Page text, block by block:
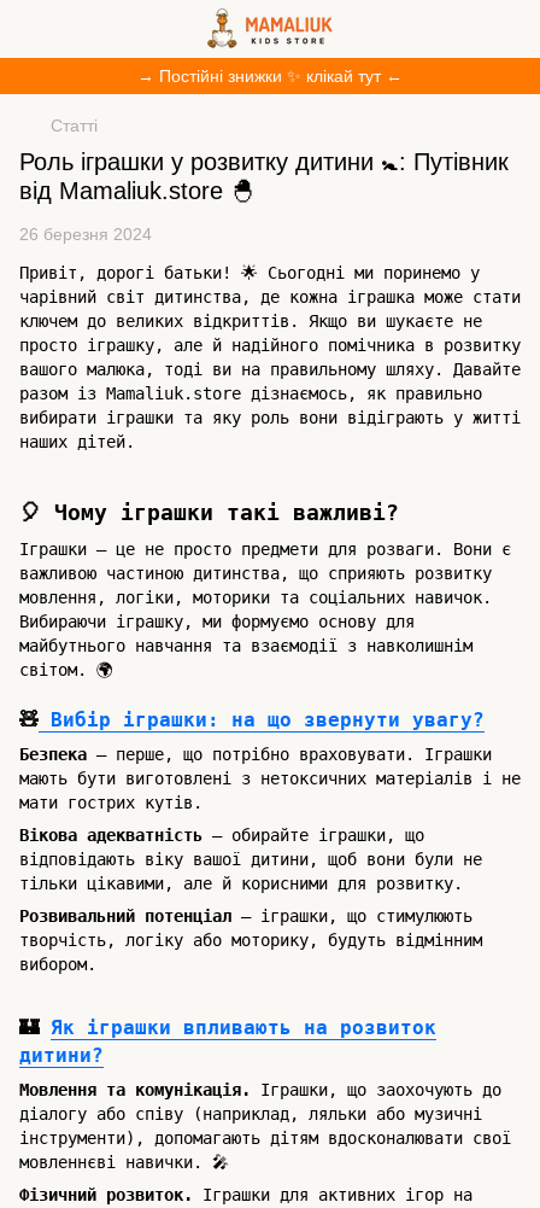
→ Постійні знижки ✨ клікай тут ←
Статті
Роль іграшки у розвитку дитини 🚼: Путівник
від Mamaliuk.store 🐣
26 березня 2024
Привіт, дорогі батьки! 🌟 Сьогодні ми поринемо у
чарівний світ дитинства, де кожна іграшка може стати
ключем до великих відкриттів. Якщо ви шукаєте не
просто іграшку, але й надійного помічника в розвитку
вашого малюка, тоді ви на правильному шляху. Давайте
разом із Mamaliuk.store дізнаємось, як правильно
вибирати іграшки та яку роль вони відіграють у житті
наших дітей.
🎈 Чому іграшки такі важливі?
Іграшки – це не просто предмети для розваги. Вони є
важливою частиною дитинства, що сприяють розвитку
мовлення, логіки, моторики та соціальних навичок.
Вибираючи іграшку, ми формуємо основу для
майбутнього навчання та взаємодії з навколишнім
світом. 🌍
🧸 Вибір іграшки: на що звернути увагу?
Безпека – перше, що потрібно враховувати. Іграшки
мають бути виготовлені з нетоксичних матеріалів і не
мати гострих кутів.
Вікова адекватність – обирайте іграшки, що
відповідають віку вашої дитини, щоб вони були не
тільки цікавими, але й корисними для розвитку.
Розвивальний потенціал – іграшки, що стимулюють
творчість, логіку або моторику, будуть відмінним
вибором.
🏰 Як іграшки впливають на розвиток
дитини?
Мовлення та комунікація.
Іграшки, що заохочують до
діалогу або співу (наприклад, ляльки або музичні
інструменти), допомагають дітям вдосконалювати свої
мовленнєві навички. 🎤
Фізичний розвиток.
Іграшки для активних ігор на